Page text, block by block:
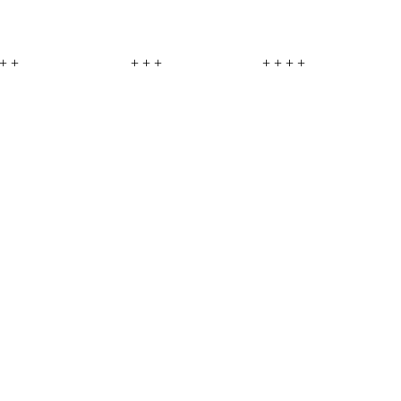
+ + + + + + + + +